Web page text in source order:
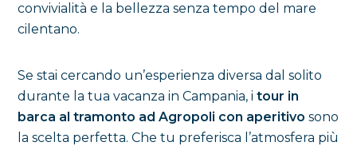
convivialità e la bellezza senza tempo del mare
cilentano.
Se stai cercando un’esperienza diversa dal solito
durante la tua vacanza in Campania, i tour in
barca al tramonto ad Agropoli con aperitivo sono
la scelta perfetta. Che tu preferisca l’atmosfera più